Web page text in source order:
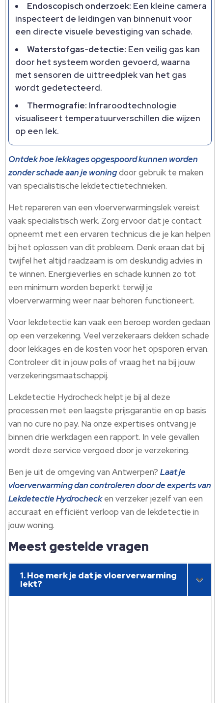
Endoscopisch onderzoek: Een kleine camera
inspecteert de leidingen van binnenuit voor
een directe visuele bevestiging van schade.
Waterstofgas-detectie: Een veilig gas kan
door het systeem worden gevoerd, waarna
met sensoren de uittreedplek van het gas
wordt gedetecteerd.
Thermografie: Infraroodtechnologie
visualiseert temperatuurverschillen die wijzen
op een lek.
Ontdek hoe lekkages opgespoord kunnen worden
zonder schade aan je woningdoor gebruik te maken
van specialistische lekdetectietechnieken.
Het repareren van een vloerverwarmingslek vereist
vaak specialistisch werk. Zorg ervoor dat je contact
opneemt met een ervaren technicus die je kan helpen
bij het oplossen van dit probleem. Denk eraan dat bij
twijfel het altijd raadzaam is om deskundig advies in
te winnen. Energieverlies en schade kunnen zo tot
een minimum worden beperkt terwijl je
vloerverwarming weer naar behoren functioneert.
Voor lekdetectie kan vaak een beroep worden gedaan
op een verzekering. Veel verzekeraars dekken schade
door lekkages en de kosten voor het opsporen ervan.
Controleer dit in jouw polis of vraag het na bij jouw
verzekeringsmaatschappij.
Lekdetectie Hydrocheck helpt je bij al deze
processen met een laagste prijsgarantie en op basis
van no cure no pay. Na onze expertises ontvang je
binnen drie werkdagen een rapport. In vele gevallen
wordt deze service vergoed door je verzekering.
Ben je uit de omgeving van Antwerpen?Laat je
vloerverwarming dan controleren door de experts van
Lekdetectie Hydrochecken verzeker jezelf van een
accuraat en efficiënt verloop van de lekdetectie in
jouw woning.
Meest gestelde vragen
1. Hoe merk je dat je vloerverwarming
lekt?